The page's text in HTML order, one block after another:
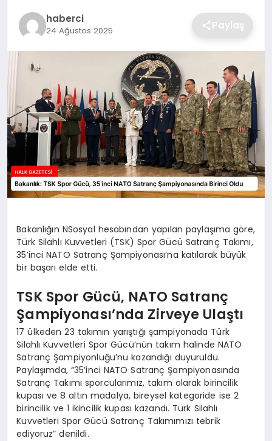
haberci
24 Ağustos 2025 Paylaş
Bakanlığın NSosyal hesabından yapılan paylaşıma göre,
Türk Silahlı Kuvvetleri (TSK) Spor Gücü Satranç Takımı,
35’inci NATO Satranç Şampiyonası’na katılarak büyük
bir başarı elde etti.
TSK Spor Gücü, NATO Satranç
Şampiyonası’nda Zirveye Ulaştı
17 ülkeden 23 takımın yarıştığı şampiyonada Türk
Silahlı Kuvvetleri Spor Gücü’nün takım halinde NATO
Satranç Şampiyonluğu’nu kazandığı duyuruldu.
Paylaşımda, “35’inci NATO Satranç Şampiyonasında
Satranç Takımı sporcularımız, takım olarak birincilik
kupası ve 8 altın madalya, bireysel kategoride ise 2
birincilik ve 1 ikincilik kupası kazandı. Türk Silahlı
Kuvvetleri Spor Gücü Satranç Takımımızı tebrik
ediyoruz” denildi.